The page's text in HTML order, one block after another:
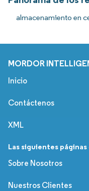
almacenamiento en
MORDOR
Inicio
Contáctenos
XML
Las siguientes
Sobre Nosotros
Nuestros Clientes